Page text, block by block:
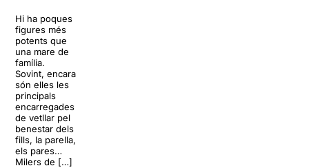
Hi ha poques
figures més
potents que
una mare de
família.
Sovint, encara
són elles les
principals
encarregades
de vetllar pel
benestar dels
fills, la parella,
els pares…
Milers de […]